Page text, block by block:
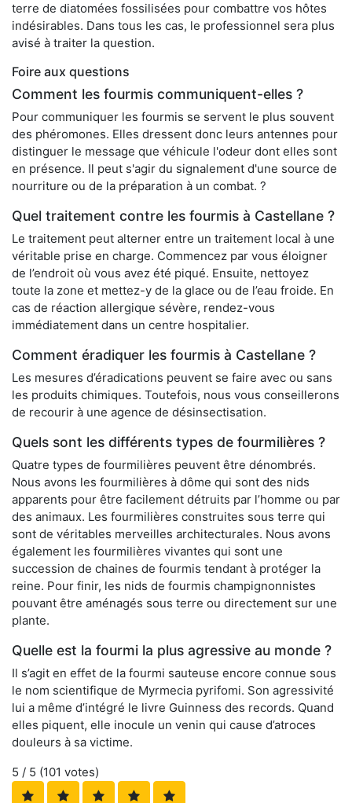
terre de diatomées fossilisées pour combattre vos hôtes
indésirables. Dans tous les cas, le professionnel sera plus
avisé à traiter la question.
Foire aux questions
Comment les fourmis communiquent-elles ?
Pour communiquer les fourmis se servent le plus souvent
des phéromones. Elles dressent donc leurs antennes pour
distinguer le message que véhicule l'odeur dont elles sont
en présence. Il peut s'agir du signalement d'une source de
nourriture ou de la préparation à un combat. ?
Quel traitement contre les fourmis à Castellane ?
Le traitement peut alterner entre un traitement local à une
véritable prise en charge. Commencez par vous éloigner
de l’endroit où vous avez été piqué. Ensuite, nettoyez
toute la zone et mettez-y de la glace ou de l’eau froide. En
cas de réaction allergique sévère, rendez-vous
immédiatement dans un centre hospitalier.
Comment éradiquer les fourmis à Castellane ?
Les mesures d’éradications peuvent se faire avec ou sans
les produits chimiques. Toutefois, nous vous conseillerons
de recourir à une agence de désinsectisation.
Quels sont les différents types de fourmilières ?
Quatre types de fourmilières peuvent être dénombrés.
Nous avons les fourmilières à dôme qui sont des nids
apparents pour être facilement détruits par l’homme ou par
des animaux. Les fourmilières construites sous terre qui
sont de véritables merveilles architecturales. Nous avons
également les fourmilières vivantes qui sont une
succession de chaines de fourmis tendant à protéger la
reine. Pour finir, les nids de fourmis champignonnistes
pouvant être aménagés sous terre ou directement sur une
plante.
Quelle est la fourmi la plus agressive au monde ?
Il s’agit en effet de la fourmi sauteuse encore connue sous
le nom scientifique de Myrmecia pyrifomi. Son agressivité
lui a même d’intégré le livre Guinness des records. Quand
elles piquent, elle inocule un venin qui cause d’atroces
douleurs à sa victime.
5 / 5 (101 votes)